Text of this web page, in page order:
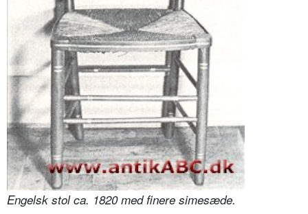
Engelsk stol ca. 1820 med finere simesæde.